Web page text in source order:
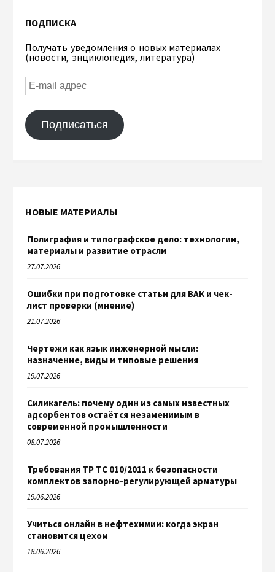
ПОДПИСКА
Получать уведомления о новых материалах
(новости, энциклопедия, литература)
Подписаться
НОВЫЕ МАТЕРИАЛЫ
Полиграфия и типографское дело: технологии,
материалы и развитие отрасли
27.07.2026
Ошибки при подготовке статьи для ВАК и чек-
лист проверки (мнение)
21.07.2026
Чертежи как язык инженерной мысли:
назначение, виды и типовые решения
19.07.2026
Силикагель: почему один из самых известных
адсорбентов остаётся незаменимым в
современной промышленности
08.07.2026
Требования ТР ТС 010/2011 к безопасности
комплектов запорно-регулирующей арматуры
19.06.2026
Учиться онлайн в нефтехимии: когда экран
становится цехом
18.06.2026